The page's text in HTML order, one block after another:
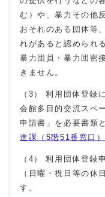
む）や、暴力その他
おそれのある団体等
れがあると認められ
暴力団員・暴力団密
きません。
（3） 利用団体登録
会館多目的交流スペ
申請書」を必要書類
進課（5階51番窓口）
（4） 利用団体登録
（日曜・祝日等の休
す。